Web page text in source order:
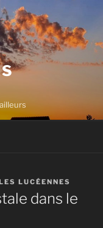
LUCÉENNES
dans le